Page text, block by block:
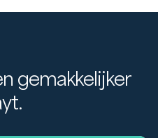
gemakkelijker